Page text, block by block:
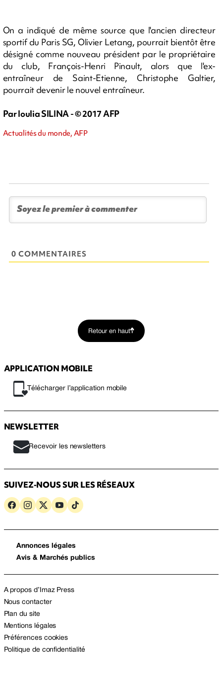
On a indiqué de même source que l'ancien directeur
sportif du Paris SG, Olivier Letang, pourrait bientôt être
désigné comme nouveau président par le propriétaire
du club, François-Henri Pinault, alors que l'ex-
entraîneur de Saint-Etienne, Christophe Galtier,
pourrait devenir le nouvel entraîneur.
Par Ioulia SILINA - © 2017 AFP
Actualités du monde, AFP
0 COMMENTAIRES
Retour en haut
APPLICATION MOBILE
Télécharger l’application mobile
NEWSLETTER
Recevoir les newsletters
SUIVEZ-NOUS SUR LES RÉSEAUX
Annonces légales
Avis & Marchés publics
A propos d’Imaz Press
Nous contacter
Plan du site
Mentions légales
Préférences cookies
Politique de confidentialité